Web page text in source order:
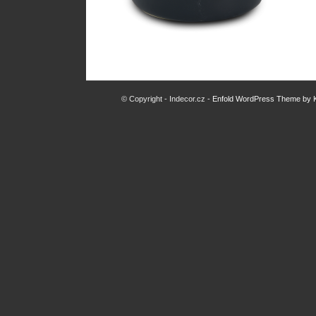
© Copyright - Indecor.cz - Enfold WordPress Theme by